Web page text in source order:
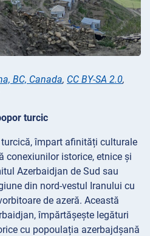
BC, Canada, CC BY-SA 2.0,
turcic
împart afinități culturale
conexiunilor istorice, etnice și
Azerbaidjan de Sud sau
din nord-vestul Iranului cu
de azeră. Această
împărtășește legături
cu popoulația azerbajdșană